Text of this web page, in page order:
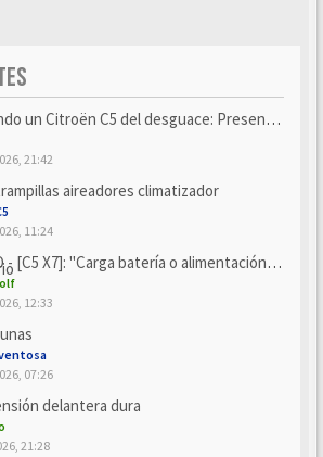
un Citroën C5 del desguace: Presentación y seguimiento
21:42
aireadores climatizador
11:24
[C5 X7]: "Carga batería o alimentación eléctri...
12:33
07:26
delantera dura
21:28